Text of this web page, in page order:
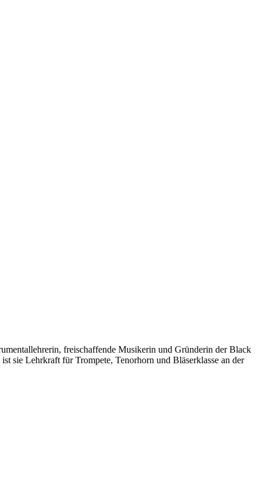
freischaffende Musikerin und Gründerin der Black
sie Lehrkraft für Trompete, Tenorhorn und Bläserklasse an der